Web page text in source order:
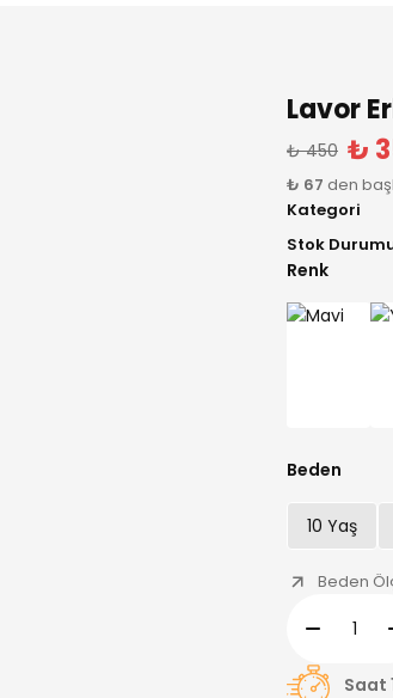
Lavor
₺ 450 ₺
₺ 67 den
Kategori
Stok
Renk
Beden
10 Yaş
Beden
Saat